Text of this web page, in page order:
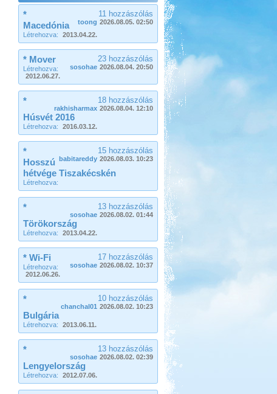
11 hozzászólás
toong 2026.08.05. 02:50
*
Macedónia
Létrehozva: 2013.04.22.
23 hozzászólás
sosohae 2026.08.04. 20:50
* Mover
Létrehozva:
2012.06.27.
18 hozzászólás
rakhisharmax 2026.08.04. 12:10
*
Húsvét 2016
Létrehozva: 2016.03.12.
15 hozzászólás
babitareddy 2026.08.03. 10:23
*
Hosszú
hétvége Tiszakécskén
Létrehozva:
13 hozzászólás
sosohae 2026.08.02. 01:44
*
Törökország
Létrehozva: 2013.04.22.
17 hozzászólás
sosohae 2026.08.02. 10:37
* Wi-Fi
Létrehozva:
2012.06.26.
10 hozzászólás
chanchal01 2026.08.02. 10:23
*
Bulgária
Létrehozva: 2013.06.11.
13 hozzászólás
sosohae 2026.08.02. 02:39
*
Lengyelország
Létrehozva: 2012.07.06.